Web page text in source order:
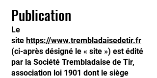
Publication
Le
site https://www.trembladaisedetir.fr
(ci-après désigné le « site ») est édité
par la Société Trembladaise de Tir,
association loi 1901 dont le siège